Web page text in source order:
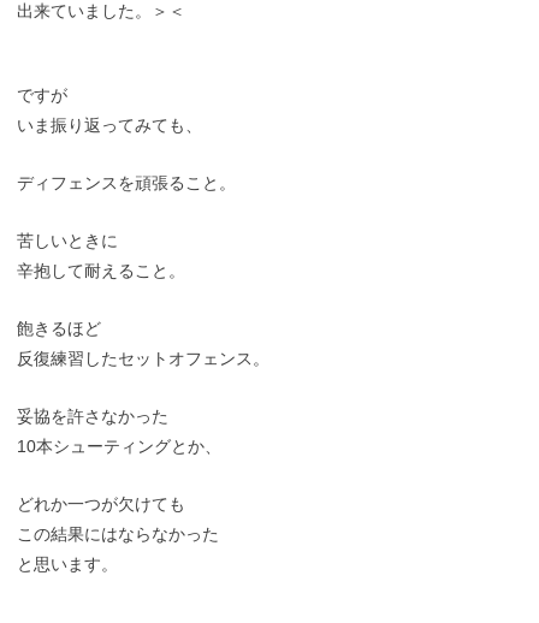
出来ていました。＞＜
ですが
いま振り返ってみても、
ディフェンスを頑張ること。
苦しいときに
辛抱して耐えること。
飽きるほど
反復練習したセットオフェンス。
妥協を許さなかった
10本シューティングとか、
どれか一つが欠けても
この結果にはならなかった
と思います。